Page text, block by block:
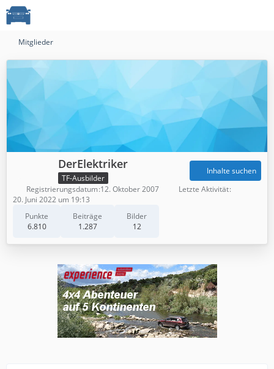
Mitglieder
DerElektriker
TF-Ausbilder
Punkte
6.810
Beiträge
1.287
Bilder
12
Inhalte suchen
Registrierungsdatum 12. Oktober 2007
Letzte Aktivität
20. Juni 2022 um 19:13